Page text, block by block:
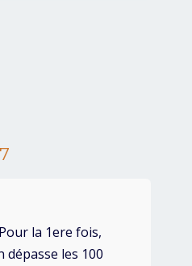
la 1ere fois,
dépasse les 100